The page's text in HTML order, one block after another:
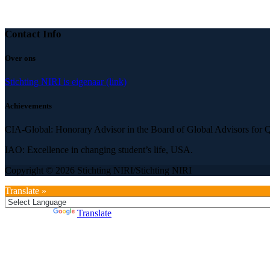
Contact Info
Over ons
Stichting NIRI is eigenaar (link)
Achievements
CIA-Global: Honorary Advisor in the Board of Global Advisors for
IAO: Excellence in changing student’s life, USA.
Copyright © 2026 Stichting NIRI/Stichting NIRI
Translate »
Translate